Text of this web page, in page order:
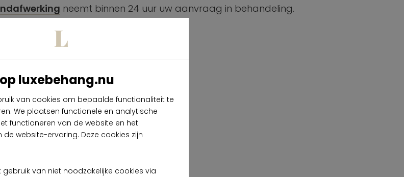
luxebehang.nu
van cookies om bepaalde functionaliteit te
We plaatsen functionele en analytische
functioneren van de website en het
de website-ervaring. Deze cookies zijn
gebruik van niet noodzakelijke cookies via
neemt binnen 24 uur uw aanvraag in behandeling.